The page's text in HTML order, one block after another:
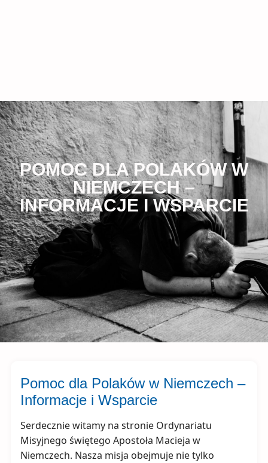
POMOC DLA POLAKÓW W
NIEMCZECH –
INFORMACJE I WSPARCIE
Pomoc dla Polaków w Niemczech –
Informacje i Wsparcie
Serdecznie witamy na stronie Ordynariatu
Misyjnego świętego Apostoła Macieja w
Niemczech. Nasza misja obejmuje nie tylko